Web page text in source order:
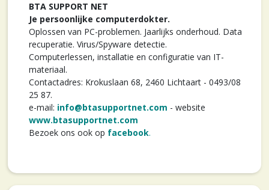
BTA SUPPORT NET
Je persoonlijke computerdokter.
Oplossen van PC-problemen. Jaarlijks onderhoud. Data
recuperatie. Virus/Spyware detectie.
Computerlessen, installatie en configuratie van IT-
materiaal.
Contactadres: Krokuslaan 68, 2460 Lichtaart - 0493/08
25 87.
e-mail: info@btasupportnet.com - website
www.btasupportnet.com
Bezoek ons ook op facebook.